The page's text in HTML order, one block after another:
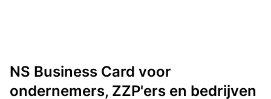
NS Business Card voor
ondernemers, ZZP'ers en bedrijven